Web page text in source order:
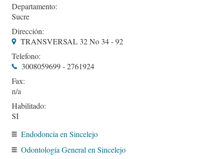
Departamento:
Sucre
Dirección:
TRANSVERSAL 32 No 34 - 92
Telefono:
3008059699 - 2761924
Fax:
Habilitado:
SI
Endodoncia en Sincelejo
Odontología General en Sincelejo